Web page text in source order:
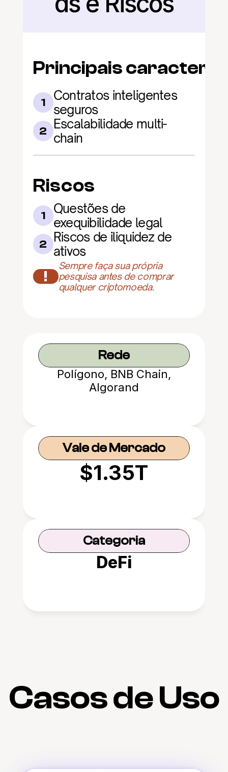
Principais
1
Contratos inteligentes
seguros
2 Escalabilidade multi-
chain
Riscos
1
Questões de
exequibilidade legal
2 Riscos de iliquidez de
ativos
!
Sempre faça sua própria
pesquisa antes de comprar
qualquer criptomoeda.
Rede
Polígono, BNB Chain,
Algorand
Vale de Mercado
$1.35T
Categoria
DeFi
Casos de Uso